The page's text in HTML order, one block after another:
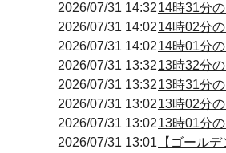
2026/07/31 14:3214時31分
2026/07/31 14:0214時02分
2026/07/31 14:0214時01分
2026/07/31 13:3213時32分
2026/07/31 13:3213時31分
2026/07/31 13:0213時02分
2026/07/31 13:0213時01分
2026/07/31 13:01
【ゴール